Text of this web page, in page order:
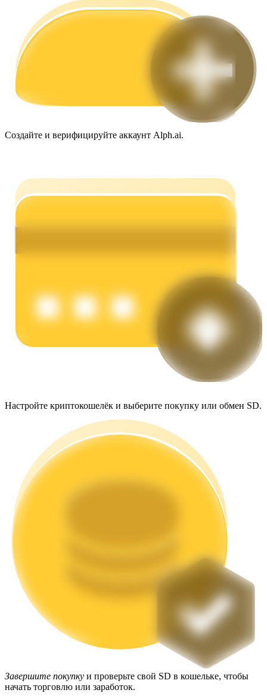
Руководство для начинающих по фьючерсам
Торговые стратегии
Заработок
Гибкая ставка для заработка популярных токенов
Создайте и верифицируйте аккаунт Alph.ai.
Настройте криптокошелёк и выберите покупку или обмен SD.
Завершите покупку и проверьте свой SD в кошельке, чтобы
начать торговлю или заработок.